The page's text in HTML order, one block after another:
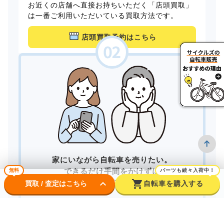
お近くの店舗へ直接お持ちいただく「店頭買取」
は一番ご利用いただいている買取方法です。
店頭買取予約はこちら
家にいながら自転車を売りたい。
できるだけ手間をかけずに
買取してもらいたい。
無料
買取 / 査定はこちら keyboard_arrow_down shopping_cart
パーツも続々入荷中！
自転車を購入する